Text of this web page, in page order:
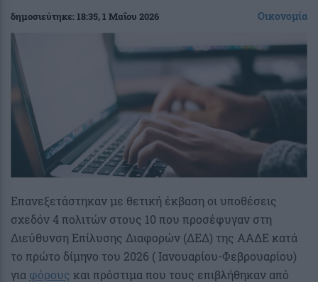
δημοσιεύτηκε:18:35, 1 Μαΐου 2026 Οικονομία
Επανεξετάστηκαν με θετική έκβαση οι υποθέσεις
σχεδόν 4 πολιτών στους 10 που προσέφυγαν στη
Διεύθυνση Επίλυσης Διαφορών (ΔΕΔ) της ΑΑΔΕ κατά
το πρώτο δίμηνο του 2026 ( Ιανουαρίου-Φεβρουαρίου)
για φόρους και πρόστιμα που τους επιβλήθηκαν από